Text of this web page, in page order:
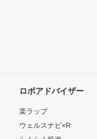
ロボアドバイザー
楽ラップ
ウェルスナビ×R